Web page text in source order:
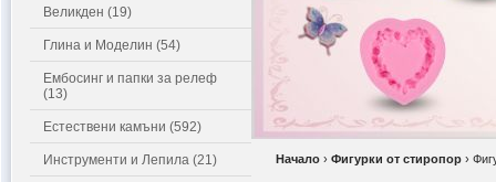
Великден (19)
Глина и Моделин (54)
Ембосинг и папки за релеф
(13)
Естествени камъни (592)
Инструменти и Лепила (21) Начало › Фигурки от стиропор ›